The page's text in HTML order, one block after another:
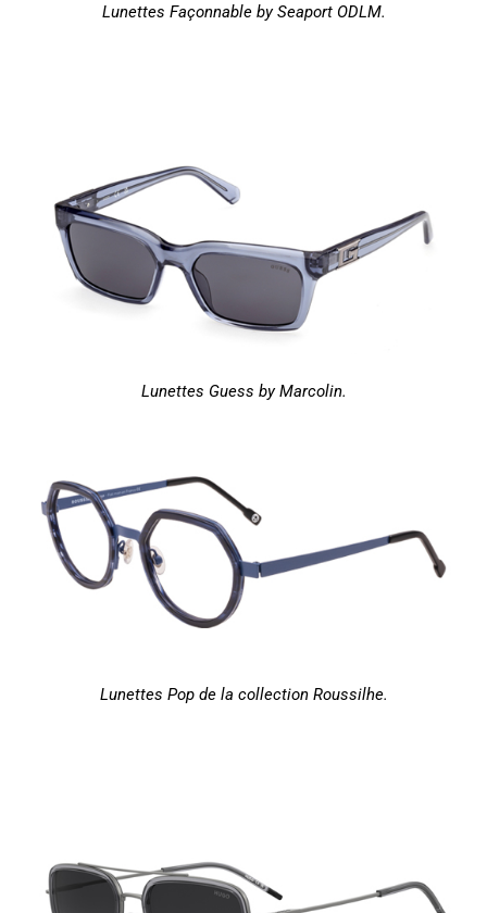
Lunettes Façonnable by Seaport ODLM.
Lunettes Guess by Marcolin.
Lunettes Pop de la collection Roussilhe.